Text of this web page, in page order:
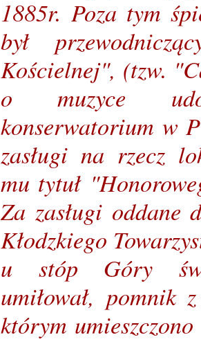
1885r. Poza tym
był
Kościelnej", (tzw.
o muzyce
konserwatorium w
zasługi na rzecz
mu tytuł
Za zasługi oddane
Kłodzkiego
u stóp Góry
umiłował, pomnik
którym